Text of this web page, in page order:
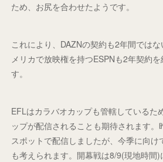
ため、お尻を合わせたようです。
これにより、DAZNの契約も2年間では
メリカで放映権を持つESPNも2年契約
す。
EFLはカラバオカップも管轄しているた
ップが配信されることも期待されます。
スポットで配信しましたが、今季に向け
も考えられます。開幕戦は8/9(現地時間